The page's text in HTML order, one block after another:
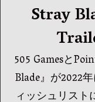
Stray
505 Gamesと
Blade』が2022
ィッシュリス